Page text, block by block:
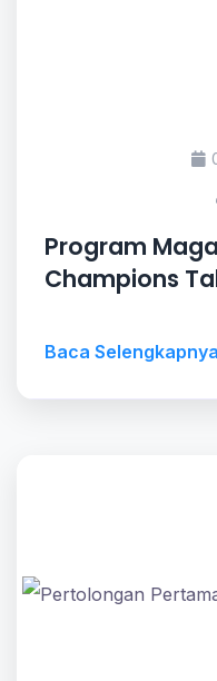
Program
Champions
Baca Selengkapnya